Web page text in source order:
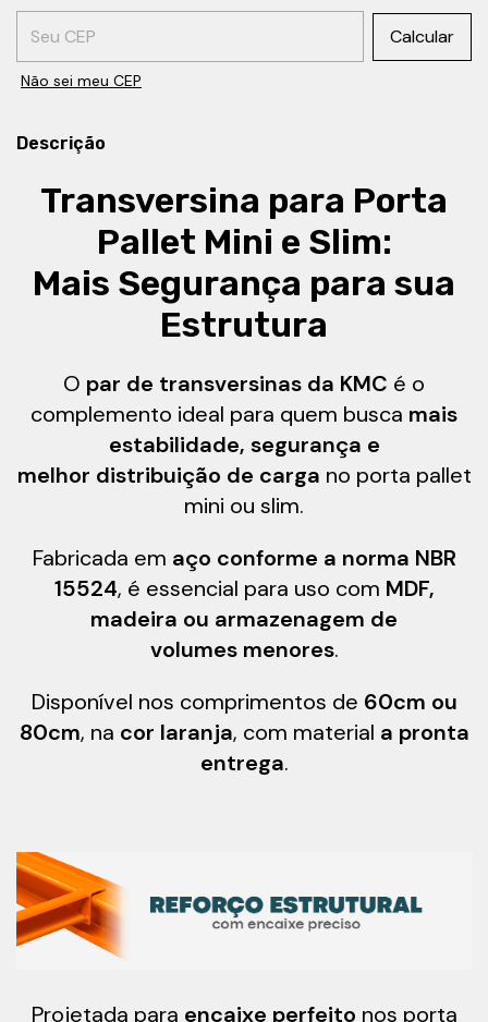
Entregas para o CEP:
Calcular
Não sei meu CEP
Descrição
Transversina para Porta
Pallet Mini e Slim:
Mais Segurança para sua
Estrutura
O par de transversinas da KMC é o
complemento ideal para quem busca mais
estabilidade, segurança e
melhor distribuição de carga no porta pallet
mini ou slim.
Fabricada em aço conforme a norma NBR
15524, é essencial para uso com MDF,
madeira ou armazenagem de
volumes menores.
Disponível nos comprimentos de 60cm ou
80cm, na cor laranja, com material a pronta
entrega.
Projetada para encaixe perfeito nos porta